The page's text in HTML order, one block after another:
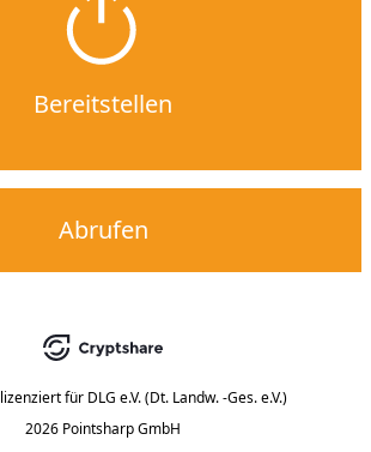
Bereitstellen
Abrufen
lizenziert für DLG e.V. (Dt. Landw. -Ges. e.V.)
2026 Pointsharp GmbH